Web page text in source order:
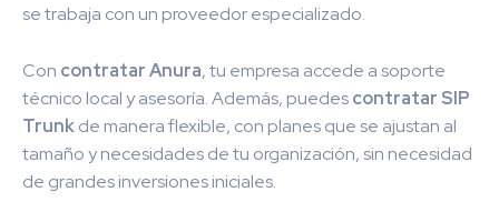
se trabaja con un proveedor especializado.
Con contratar Anura, tu empresa accede a soporte
técnico local y asesoría. Además, puedescontratar SIP
Trunkde manera flexible, con planes que se ajustan al
tamaño y necesidades de tu organización, sin necesidad
de grandes inversiones iniciales.